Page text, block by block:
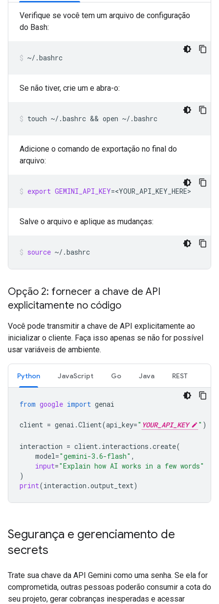
Verifique se você tem um arquivo de configuração
do Bash:
~/.bashrc
Se não tiver, crie um e abra-o:
touch ~/.bashrc && open ~/.bashrc
Adicione o comando de exportação no final do
arquivo:
export GEMINI_API_KEY=<YOUR_API_KEY_HERE>
Salve o arquivo e aplique as mudanças:
source ~/.bashrc
Opção 2: fornecer a chave de API
explicitamente no código
Você pode transmitir a chave de API explicitamente ao
inicializar o cliente. Faça isso apenas se não for possível
usar variáveis de ambiente.
Python JavaScript Go Java REST
from google import genai
client = genai .Client(api_key=" YOUR_API_KEY " )
interaction = client. interactions .create(
model="gemini-3.6-flash" ,
input="Explain how AI works in a few words"
)
print(interaction .output_text)
Segurança e gerenciamento de
secrets
Trate sua chave da API Gemini como uma senha. Se ela for
comprometida, outras pessoas poderão consumir a cota do
seu projeto, gerar cobranças inesperadas e acessar